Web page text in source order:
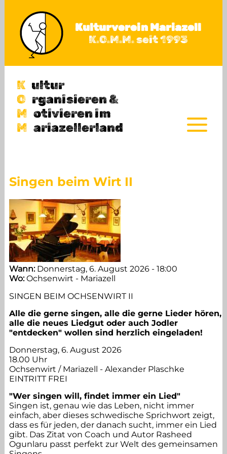
Kulturverein Mariazell
K.O.M.M. seit 1993
K ultur
O rganisieren &
M otivieren im
M ariazellerland
Programm 2026 / 2027
Berichte & Fotos
Vorstand
MitarbeiterInnen
Mitglied werden
Sponsoren
Impressum
Singen beim Wirt II
Wann: Donnerstag, 6. August 2026 - 18:00
Wo:Ochsenwirt - Mariazell
SINGEN BEIM OCHSENWIRT II
Alle die gerne singen, alle die gerne Lieder hören,
alle die neues Liedgut oder auch Jodler
"entdecken" wollen sind herzlich eingeladen!
Donnerstag, 6. August 2026
18.00 Uhr
Ochsenwirt / Mariazell - Alexander Plaschke
EINTRITT FREI
"Wer singen will, findet immer ein Lied"
Singen ist, genau wie das Leben, nicht immer
einfach, aber dieses schwedische Sprichwort zeigt,
dass es für jeden, der danach sucht, immer ein Lied
gibt. Das Zitat von Coach und Autor Rasheed
Ogunlaru passt perfekt zur Welt des gemeinsamen